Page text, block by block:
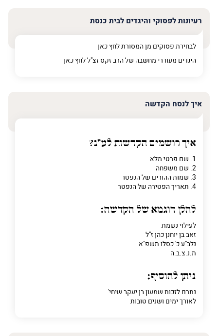
שלך
טלפון (חובה)
מה
פרט על מה מדובר
רעיונות לפסוקי והיגדים לבית כנסת
לבחירת פסוקים מן המסורת לחץכאן
היגדים מעוררי מחשבה של הרב זקס זצ"ל לחץכאן
איך לנסח הקדשה
איך רושמים הקדשות לע"נ?
1. שם פרטי מלא
2. שם משפחה
3. שמות ההורים של הנפטר
4. תאריך הפטירה של הנפטר
להלן דוגמא של הקדשה:
לעילוי נשמת
זאב בן יוחנן כהן ז"ל
נלב"ע כ' כסלו תשפ"א
ת.נ.צ.ב.ה
ניתן להוסיף:
נתרם לזכות שמעון בן יעקב שיחי'
לאורך ימים ושנים טובות